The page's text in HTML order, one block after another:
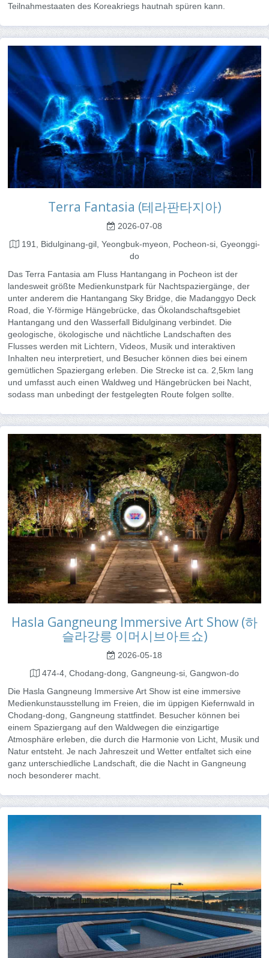
Teilnahmestaaten des Koreakriegs hautnah spüren kann.
Terra Fantasia (테라판타지아)
2026-07-08
191, Bidulginang-gil, Yeongbuk-myeon, Pocheon-si, Gyeonggi-
do
Das Terra Fantasia am Fluss Hantangang in Pocheon ist der
landesweit größte Medienkunstpark für Nachtspaziergänge, der
unter anderem die Hantangang Sky Bridge, die Madanggyo Deck
Road, die Y-förmige Hängebrücke, das Ökolandschaftsgebiet
Hantangang und den Wasserfall Bidulginang verbindet. Die
geologische, ökologische und nächtliche Landschaften des
Flusses werden mit Lichtern, Videos, Musik und interaktiven
Inhalten neu interpretiert, und Besucher können dies bei einem
gemütlichen Spaziergang erleben. Die Strecke ist ca. 2,5km lang
und umfasst auch einen Waldweg und Hängebrücken bei Nacht,
sodass man unbedingt der festgelegten Route folgen sollte.
Hasla Gangneung Immersive Art Show (하
슬라강릉 이머시브아트쇼)
2026-05-18
474-4, Chodang-dong, Gangneung-si, Gangwon-do
Die Hasla Gangneung Immersive Art Show ist eine immersive
Medienkunstausstellung im Freien, die im üppigen Kiefernwald in
Chodang-dong, Gangneung stattfindet. Besucher können bei
einem Spaziergang auf den Waldwegen die einzigartige
Atmosphäre erleben, die durch die Harmonie von Licht, Musik und
Natur entsteht. Je nach Jahreszeit und Wetter entfaltet sich eine
ganz unterschiedliche Landschaft, die die Nacht in Gangneung
noch besonderer macht.